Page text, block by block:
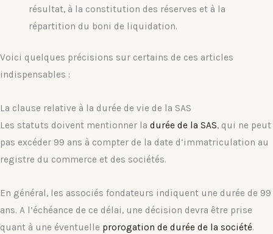
résultat, à la constitution des réserves et à la
répartition du boni de liquidation.
Voici quelques précisions sur certains de ces articles
indispensables :
La clause relative à la durée de vie de la SAS
Les statuts doivent mentionner la durée de la SAS, qui ne peut
pas excéder 99 ans à compter de la date d’immatriculation au
registre du commerce et des sociétés.
En général, les associés fondateurs indiquent une durée de 99
ans. A l’échéance de ce délai, une décision devra être prise
quant à une éventuelle prorogation de durée de la société.